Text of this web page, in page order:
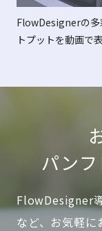
FlowDesignerの多
トプットを動画で
パン
FlowDesigner
など、お気軽